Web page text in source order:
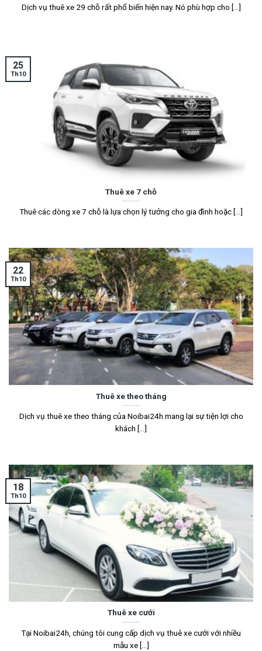
Dịch vụ thuê xe 29 chỗ rất phổ biến hiện nay. Nó phù hợp cho [...]
Thuê xe 7 chỗ
Thuê các dòng xe 7 chỗ là lựa chọn lý tưởng cho gia đình hoặc [...]
25
Th10
Thuê xe theo tháng
Dịch vụ thuê xe theo tháng của Noibai24h mang lại sự tiện lợi cho
khách [...]
22
Th10
Thuê xe cưới
Tại Noibai24h, chúng tôi cung cấp dịch vụ thuê xe cưới với nhiều
mẫu xe [...]
18
Th10